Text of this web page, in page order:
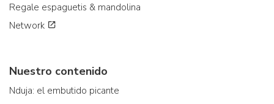
Regale espaguetis & mandolina
Network
Nuestro contenido
Nduja: el embutido picante